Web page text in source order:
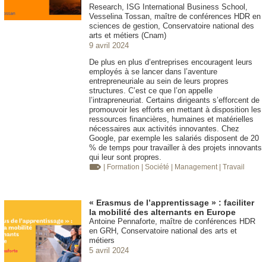
Research, ISG International Business School,
Vesselina Tossan, maître de conférences HDR en
sciences de gestion, Conservatoire national des
arts et métiers (Cnam)
9 avril 2024
De plus en plus d’entreprises encouragent leurs
employés à se lancer dans l’aventure
entrepreneuriale au sein de leurs propres
structures. C’est ce que l’on appelle
l’intrapreneuriat. Certains dirigeants s’efforcent de
promouvoir les efforts en mettant à disposition les
ressources financières, humaines et matérielles
nécessaires aux activités innovantes. Chez
Google, par exemple les salariés disposent de 20
% de temps pour travailler à des projets innovants
qui leur sont propres.
| Formation | Société | Management | Travail
« Erasmus de l’apprentissage » : faciliter
la mobilité des alternants en Europe
Antoine Pennaforte, maître de conférences HDR
en GRH, Conservatoire national des arts et
métiers
5 avril 2024